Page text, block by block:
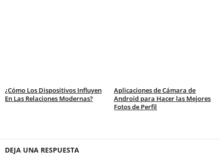
¿Cómo Los Dispositivos Influyen
En Las Relaciones Modernas?
Aplicaciones de Cámara de
Android para Hacer las Mejores
Fotos de Perfil
DEJA UNA RESPUESTA